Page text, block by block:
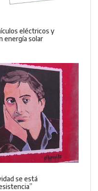
eléctricos y
energía solar
se está